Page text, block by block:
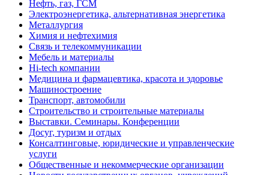
Нефть, газ, ГСМ
Электроэнергетика, альтернативная энергетика
Металлургия
Химия и нефтехимия
Связь и телекоммуникации
Мебель и материалы
Hi-tech компании
Медицина и фармацевтика, красота и здоровье
Машиностроение
Транспорт, автомобили
Строительство и строительные материалы
Выставки. Семинары. Конференции
Досуг, туризм и отдых
Консалтинговые, юридические и управленческие
услуги
Общественные и некоммерческие организации